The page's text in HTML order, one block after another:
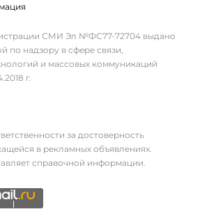
СМИ Эл №ФС77-72704 выдано
по надзору в сфере связи,
и массовых коммуникаций
г.
за достоверность
в рекламных объявлениях.
справочной информации.